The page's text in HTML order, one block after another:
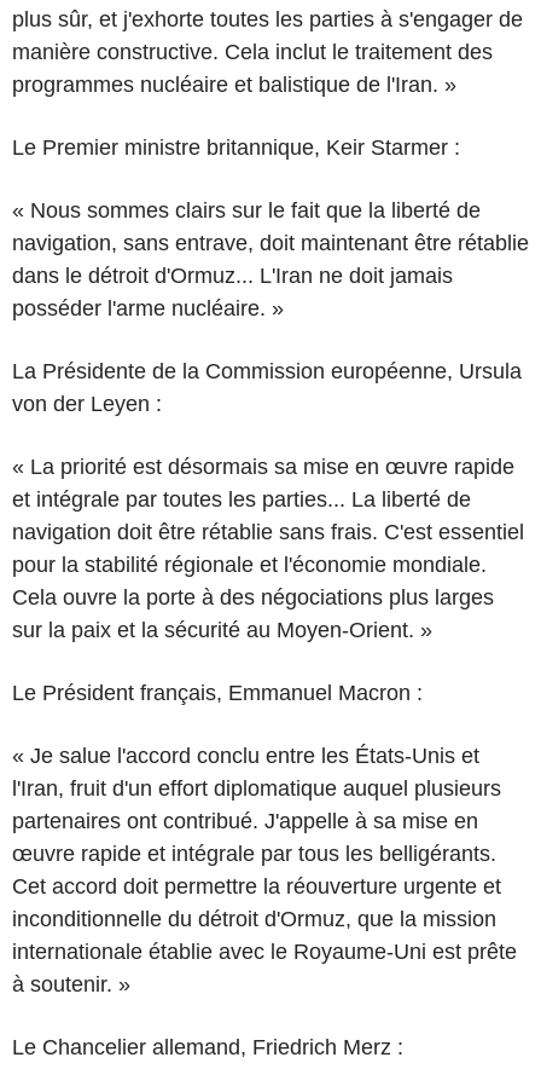
plus sûr, et j'exhorte toutes les parties à s'engager de
manière constructive. Cela inclut le traitement des
programmes nucléaire et balistique de l'Iran. »
Le Premier ministre britannique, Keir Starmer :
« Nous sommes clairs sur le fait que la liberté de
navigation, sans entrave, doit maintenant être rétablie
dans le détroit d'Ormuz... L'Iran ne doit jamais
posséder l'arme nucléaire. »
La Présidente de la Commission européenne, Ursula
von der Leyen :
« La priorité est désormais sa mise en œuvre rapide
et intégrale par toutes les parties... La liberté de
navigation doit être rétablie sans frais. C'est essentiel
pour la stabilité régionale et l'économie mondiale.
Cela ouvre la porte à des négociations plus larges
sur la paix et la sécurité au Moyen-Orient. »
Le Président français, Emmanuel Macron :
« Je salue l'accord conclu entre les États-Unis et
l'Iran, fruit d'un effort diplomatique auquel plusieurs
partenaires ont contribué. J'appelle à sa mise en
œuvre rapide et intégrale par tous les belligérants.
Cet accord doit permettre la réouverture urgente et
inconditionnelle du détroit d'Ormuz, que la mission
internationale établie avec le Royaume-Uni est prête
à soutenir. »
Le Chancelier allemand, Friedrich Merz :